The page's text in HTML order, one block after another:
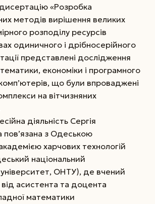
«Розробка
методів вирішення великих
розподілу ресурсів
одиничного і дрібносерійного
представлені дослідження
економіки і програмного
що були впроваджені
на вітчизняних
діяльність Сергія
пов’язана з Одеською
харчових технологій
національний
університет, ОНТУ), де вчений
асистента та доцента
математики